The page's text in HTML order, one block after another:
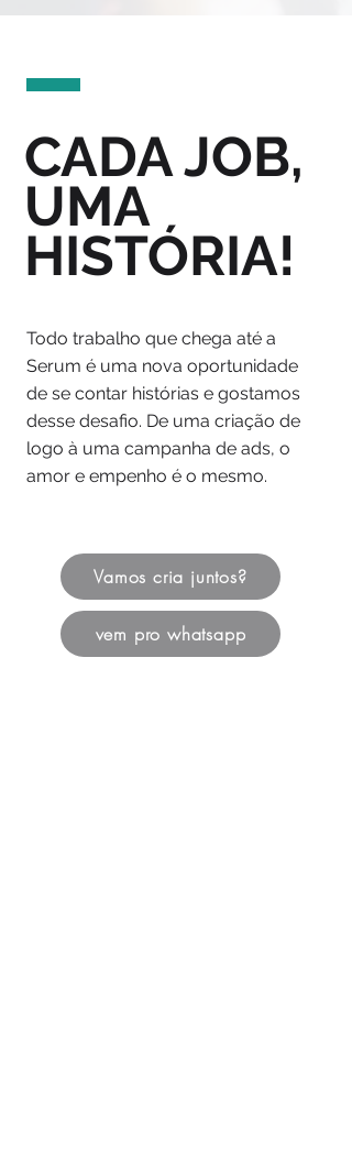
CADA JOB,
UMA
HISTÓRIA!
Todo trabalho que chega até a
Serum é uma nova oportunidade
de se contar histórias e gostamos
desse desafio. De uma criação de
logo à uma campanha de ads, o
amor e empenho é o mesmo.
Vamos cria juntos?
vem pro whatsapp